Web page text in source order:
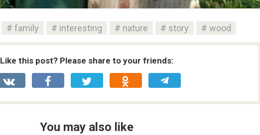
family interesting nature story wood
Like this post? Please share to your friends:
You may also like